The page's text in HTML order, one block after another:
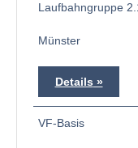
Laufbahngruppe
Münster
Details
VF-Basis